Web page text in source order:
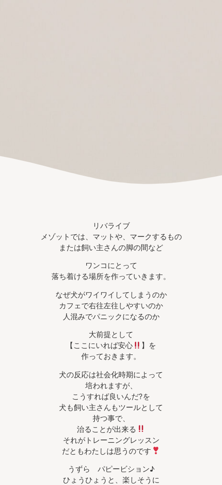
リバライブ
メゾットでは、マットや、マークするもの
または飼い主さんの脚の間など
ワンコにとって
落ち着ける場所を作っていきます。
なぜ犬がワイワイしてしまうのか
カフェで右往左往しやすいのか
人混みでパニックになるのか
大前提として
【ここにいれば安心
】を
作っておきます。
犬の反応は社会化時期によって
培われますが、
こうすれば良いんだ?を
犬も飼い主さんもツールとして
持つ事で、
治ることが出来る
それがトレーニングレッスン
だともわたしは思うのです
うずら パピービション♪
ひょうひょうと、楽しそうに